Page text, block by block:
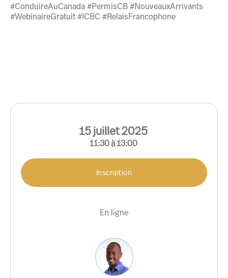
#ConduireAuCanada #PermisCB #NouveauxArrivants
#WebinaireGratuit #ICBC #RelaisFrancophone
15juillet2025
11:30à 13:00
Inscription
En ligne